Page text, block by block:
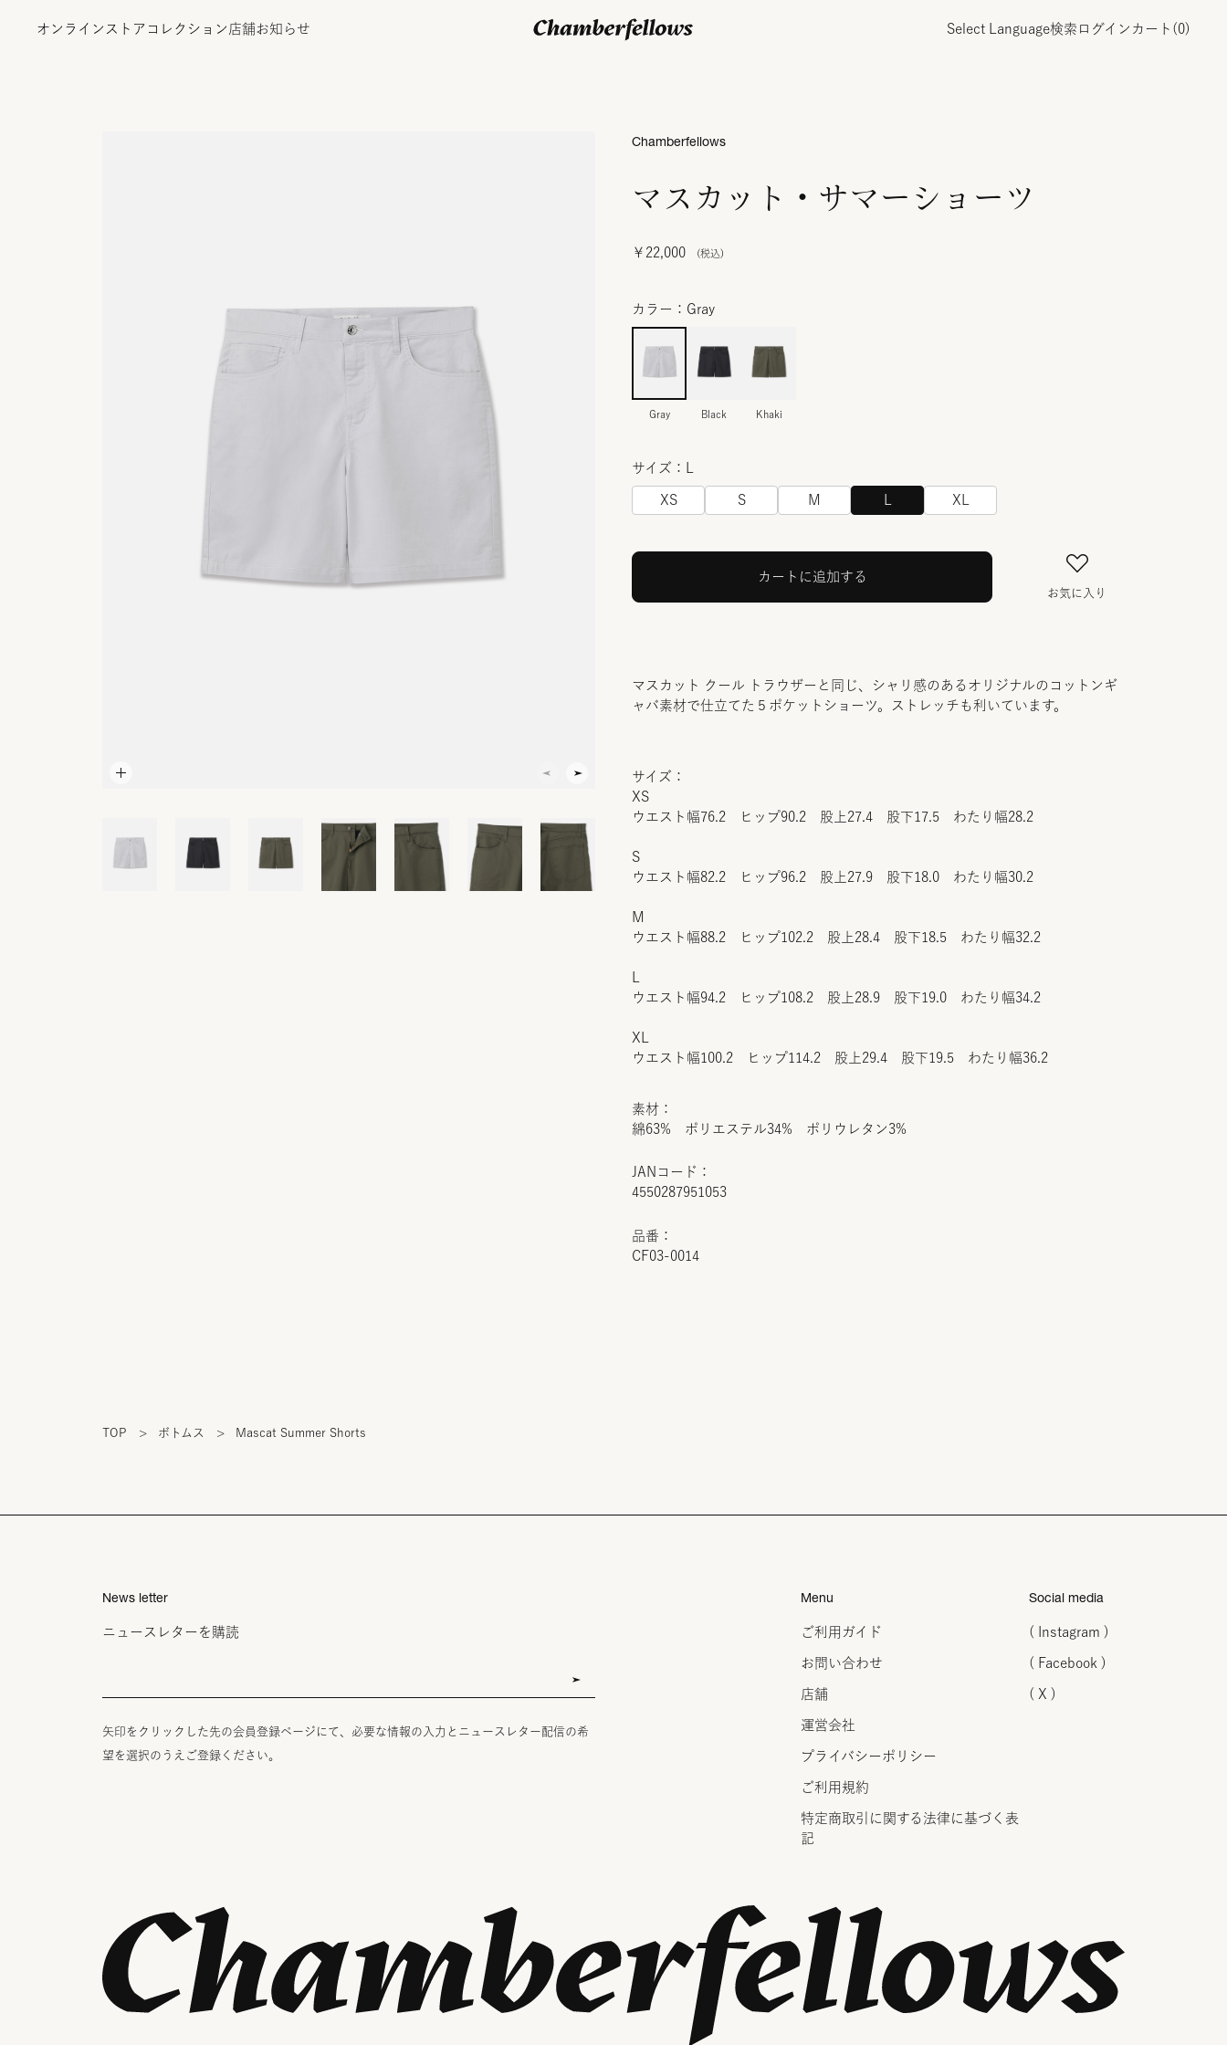
オンラインストア コレクション 店舗お知らせ Select Language検索 ログイン カート( 0)
マスカット・サマーショーツ
￥22,000
JANコード：
4550287951053
品番：
CF03-0014
Chamberfellows
カラー：Gray
Gray Black Khaki
サイズ：L
XS S M XL
カートに追加する
お気に入り
マスカット クール トラウザーと同じ、シャリ感のあるオリジナルのコットンギ
ャバ素材で仕立てた５ポケットショーツ。ストレッチも利いています。
サイズ：
XS
ウエスト幅76.2 ヒップ90.2 股上27.4 股下17.5 わたり幅28.2
S
ウエスト幅82.2 ヒップ96.2 股上27.9 股下18.0 わたり幅30.2
M
ウエスト幅88.2 ヒップ102.2 股上28.4 股下18.5 わたり幅32.2
ウエスト幅94.2 ヒップ108.2 股上28.9 股下19.0 わたり幅34.2
XL
ウエスト幅100.2 ヒップ114.2 股上29.4 股下19.5 わたり幅36.2
素材：
綿63% ポリエステル34% ポリウレタン3%
TOP > ボトムス > Mascat Summer Shorts
News letter
ニュースレターを購読
矢印をクリックした先の会員登録ページにて、必要な情報の入力とニュースレター配信の希
望を選択のうえご登録ください。
Menu
ご利用ガイド
お問い合わせ
店舗
運営会社
プライバシーポリシー
ご利用規約
特定商取引に関する法律に 基づく表
記
Social media
( Instagram )
( Facebook )
( X )